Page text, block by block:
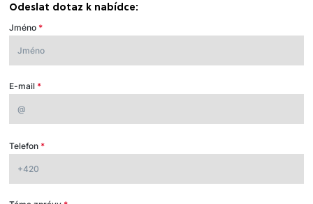
Odeslat dotaz k nabídce:
Jméno *
E-mail *
Telefon *